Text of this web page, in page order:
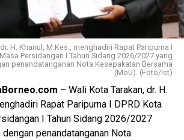
H. Khairul, M.Kes., menghadiri Rapat Paripurna I
Persidangan I Tahun Sidang 2026/2027 yang
penandatanganan Nota Kesepakatan Bersama
(MoU). (Foto/Ist)
– Wali Kota Tarakan, dr. H.
Rapat Paripurna I DPRD Kota
I Tahun Sidang 2026/2027
penandatanganan Nota